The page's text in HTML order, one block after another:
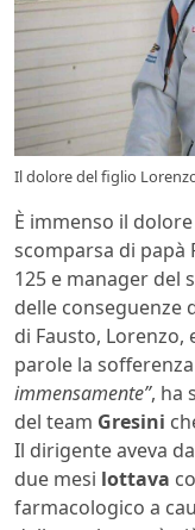
Il dolore del figlio
È immenso il
scomparsa di papà
125 e manager del
delle conseguenze
di Fausto, Lorenzo,
parole la sofferenza
immensamente”, ha
del team Gresini
Il dirigente aveva
due mesi lottava
farmacologico a